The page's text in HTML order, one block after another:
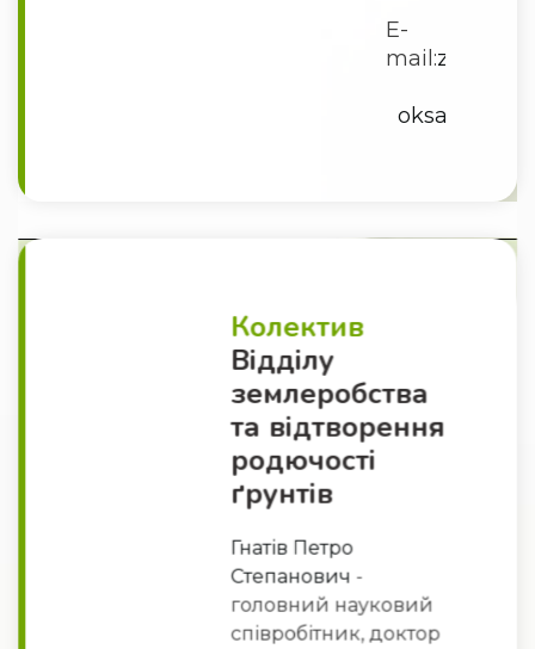
Е-
mail:
Колектив
Відділу
землеробства
та відтворення
родючості
ґрунтів
Гнатів Петро
Степанович -
головний науковий
співробітник, доктор